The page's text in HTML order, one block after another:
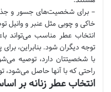
– برای شخصیت‌های جسور و
خاکی و چوبی مثل عنبر و وانیل
انتخاب عطر مناسب می‌تواند
توجه دیگران شود. بنابراین،
با شخصیتتان دارد، توصیه
راحتی که با آنها حاصل می‌شود،
انتخاب عطر زنانه بر